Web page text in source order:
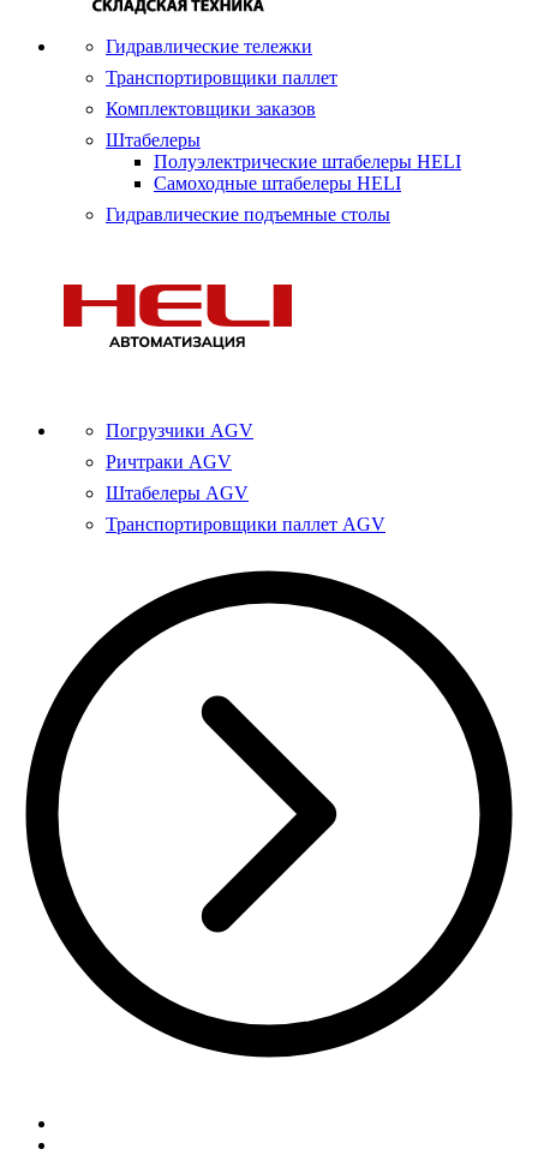
Гидравлические тележки
Транспортировщики паллет
Комплектовщики заказов
Штабелеры
Полуэлектрические штабелеры HELI
Самоходные штабелеры HELI
Гидравлические подъемные столы
Погрузчики AGV
Ричтраки AGV
Штабелеры AGV
Транспортировщики паллет AGV